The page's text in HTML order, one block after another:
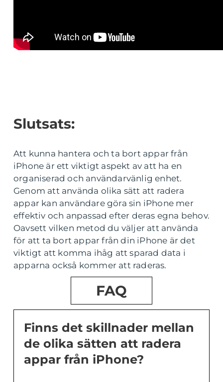
Slutsats:
Att kunna hantera och ta bort appar från
iPhone är ett viktigt aspekt av att ha en
organiserad och användarvänlig enhet.
Genom att använda olika sätt att radera
appar kan användare göra sin iPhone mer
effektiv och anpassad efter deras egna behov.
Oavsett vilken metod du väljer att använda
för att ta bort appar från din iPhone är det
viktigt att komma ihåg att sparad data i
apparna också kommer att raderas.
FAQ
Finns det skillnader mellan
de olika sätten att radera
appar från iPhone?